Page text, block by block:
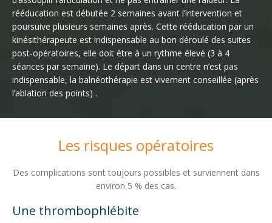
rééducation est débutée 2 semaines avant l’intervention et
poursuive plusieurs semaines après. Cette rééducation par un
kinésithérapeute est indispensable au bon déroulé des suites
post-opératoires, elle doit être à un rythme élevé (3 à 4
séances par semaine). Le départ dans un centre n’est pas
indispensable, la balnéothérapie est vivement conseillée (après
l’ablation des points) .
Les risques opératoires
Des complications sont toujours possibles et surviennent dans
environ 5 % des cas.
Une thrombophlébite